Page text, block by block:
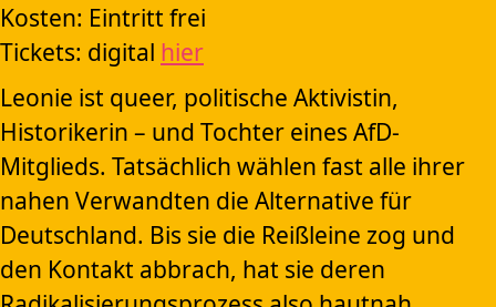
Kosten: Eintritt frei
Tickets: digital hier
Leonie ist queer, politische Aktivistin,
Historikerin – und Tochter eines AfD-
Mitglieds. Tatsächlich wählen fast alle ihrer
nahen Verwandten die Alternative für
Deutschland. Bis sie die Reißleine zog und
den Kontakt abbrach, hat sie deren